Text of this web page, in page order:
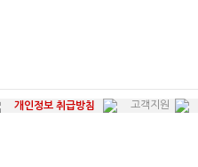
개인정보 취급방침 고객지원